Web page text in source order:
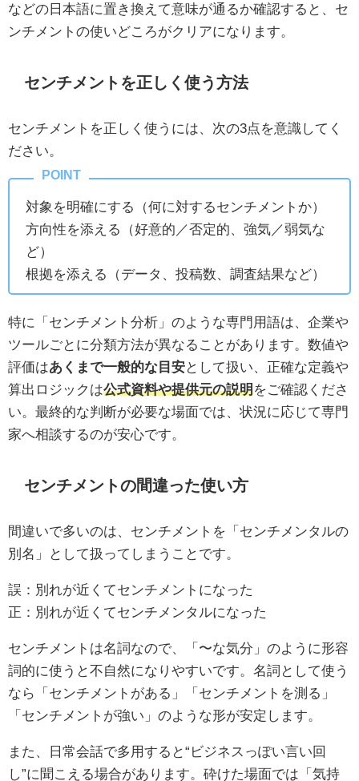
などの日本語に置き換えて意味が通るか確認すると、セ
ンチメントの使いどころがクリアになります。
センチメントを正しく使う方法
センチメントを正しく使うには、次の3点を意識してく
ださい。
対象を明確にする（何に対するセンチメントか）
方向性を添える（好意的／否定的、強気／弱気な
ど）
根拠を添える（データ、投稿数、調査結果など）
特に「センチメント分析」のような専門用語は、企業や
ツールごとに分類方法が異なることがあります。数値や
評価はあくまで一般的な目安として扱い、正確な定義や
算出ロジックは公式資料や提供元の説明をご確認くださ
い。最終的な判断が必要な場面では、状況に応じて専門
家へ相談するのが安心です。
センチメントの間違った使い方
間違いで多いのは、センチメントを「センチメンタルの
別名」として扱ってしまうことです。
誤：別れが近くてセンチメントになった
正：別れが近くてセンチメンタルになった
センチメントは名詞なので、「〜な気分」のように形容
詞的に使うと不自然になりやすいです。名詞として使う
なら「センチメントがある」「センチメントを測る」
「センチメントが強い」のような形が安定します。
また、日常会話で多用すると“ビジネスっぽい言い回
し”に聞こえる場合があります。砕けた場面では「気持